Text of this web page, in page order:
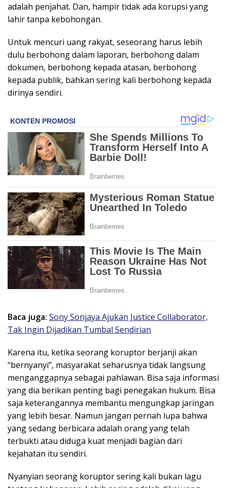
adalah penjahat. Dan, hampir tidak ada korupsi yang
lahir tanpa kebohongan.
Untuk mencuri uang rakyat, seseorang harus lebih
dulu berbohong dalam laporan, berbohong dalam
dokumen, berbohong kepada atasan, berbohong
kepada publik, bahkan sering kali berbohong kepada
dirinya sendiri.
Baca juga: Sony Sonjaya Ajukan Justice Collaborator,
Tak Ingin Dijadikan Tumbal Sendirian
Karena itu, ketika seorang koruptor berjanji akan
“bernyanyi”, masyarakat seharusnya tidak langsung
menganggapnya sebagai pahlawan. Bisa saja informasi
yang dia berikan penting bagi penegakan hukum. Bisa
saja keterangannya membantu mengungkap jaringan
yang lebih besar. Namun jangan pernah lupa bahwa
yang sedang berbicara adalah orang yang telah
terbukti atau diduga kuat menjadi bagian dari
kejahatan itu sendiri.
Nyanyian seorang koruptor sering kali bukan lagu